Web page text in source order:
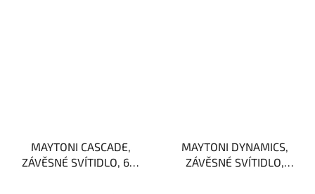
MAYTONI CASCADE,
ZÁVĚSNÉ SVÍTIDLO, 6W
MAYTONI DYNAMICS,
ZÁVĚSNÉ SVÍTIDLO,